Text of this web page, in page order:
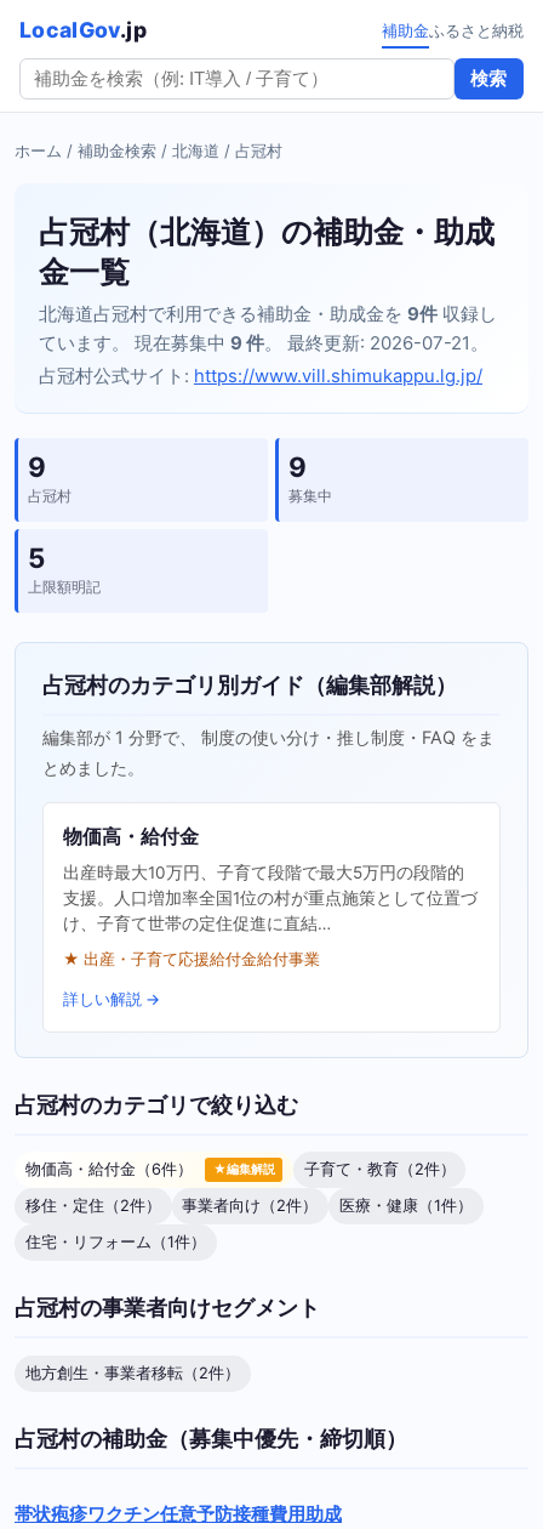
LocalGov.jp
検索
補助金ふるさと納税
ホーム / 補助金検索 / 北海道 / 占冠村
占冠村（北海道）の補助金・助成
金一覧
北海道占冠村で利用できる補助金・助成金を 9件 収録し
ています。 現在募集中 9 件。 最終更新: 2026-07-21。
占冠村公式サイト: https://www.vill.shimukappu.lg.jp/
9
占冠村
9
募集中
5
上限額明記
占冠村のカテゴリ別ガイド（編集部解説）
編集部が 1 分野で、 制度の使い分け・推し制度・FAQ をま
とめました。
物価高・給付金
出産時最大10万円、子育て段階で最大5万円の段階的
支援。人口増加率全国1位の村が重点施策として位置づ
け、子育て世帯の定住促進に直結…
★ 出産・子育て応援給付金給付事業
詳しい解説 →
占冠村のカテゴリで絞り込む
物価高・給付金（6件） ★編集解説
子育て・教育（2件）
移住・定住（2件）
事業者向け（2件）
医療・健康（1件）
住宅・リフォーム（1件）
占冠村の事業者向けセグメント
地方創生・事業者移転（2件）
占冠村の補助金（募集中優先・締切順）
帯状疱疹ワクチン任意予防接種費用助成